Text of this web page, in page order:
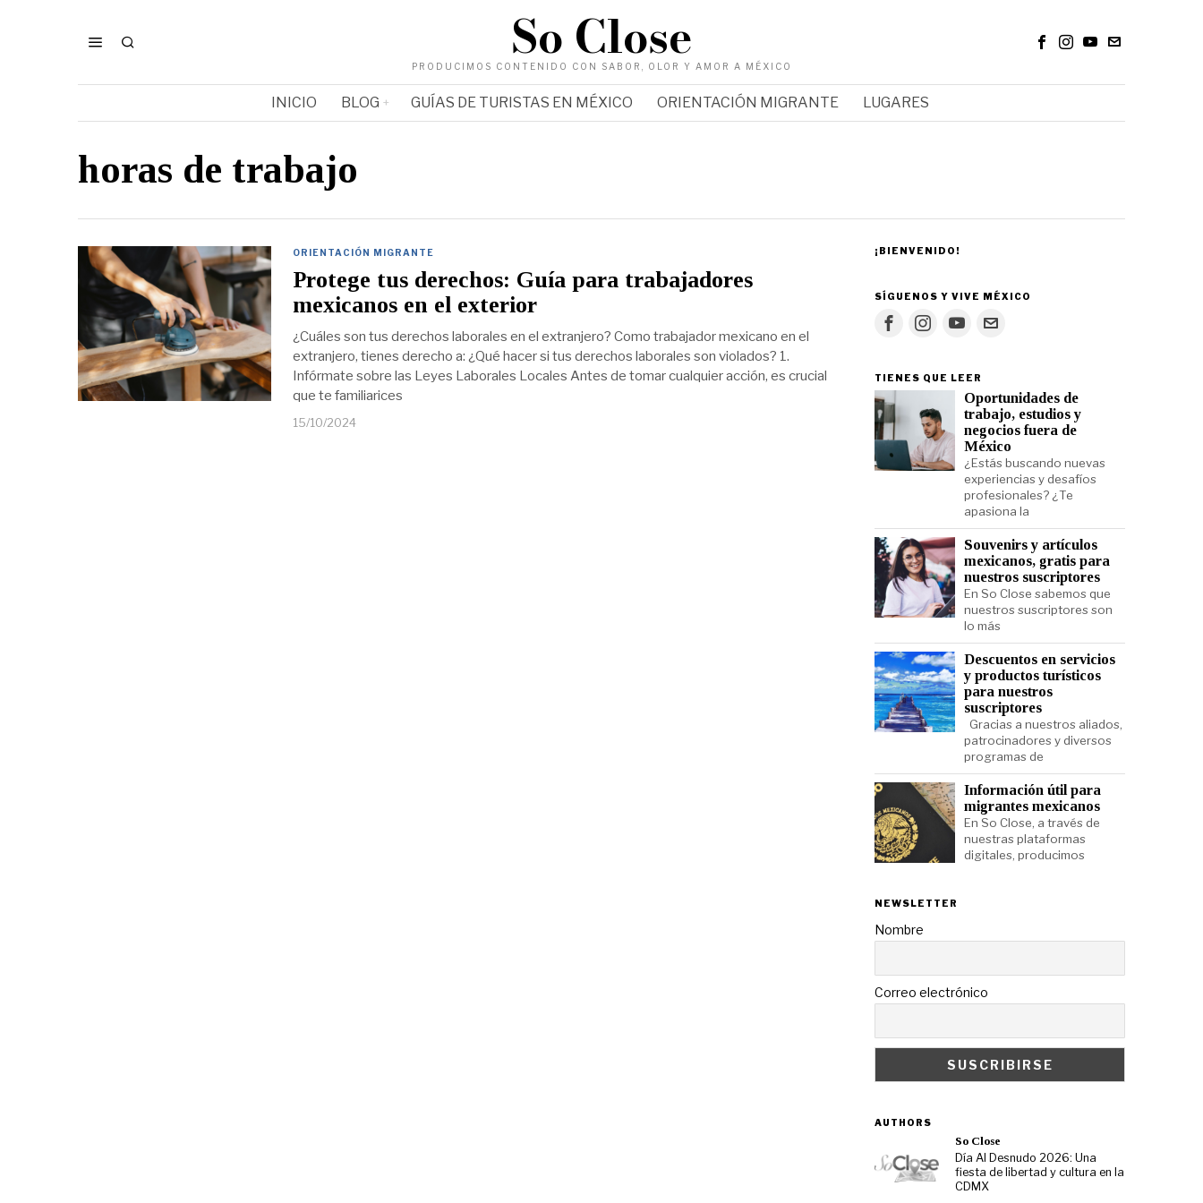
So Close
PRODUCIMOS CONTENIDO CON SABOR, OLOR Y AMOR A MÉXICO
INICIO BLOG GUÍAS DE TURISTAS EN MÉXICO ORIENTACIÓN MIGRANTE LUGARES
horas de trabajo
ORIENTACIÓN MIGRANTE
Protege tus derechos: Guía para trabajadores
mexicanos en el exterior
¿Cuáles son tus derechos laborales en el extranjero? Como trabajador mexicano en el
extranjero, tienes derecho a: ¿Qué hacer si tus derechos laborales son violados? 1.
Infórmate sobre las Leyes Laborales Locales Antes de tomar cualquier acción, es crucial
que te familiarices
15/10/2024
¡BIENVENIDO!
SÍGUENOS Y VIVE MÉXICO
TIENES QUE LEER
Oportunidades de
trabajo, estudios y
negocios fuera de
México
¿Estás buscando nuevas
experiencias y desafíos
profesionales? ¿Te
apasiona la
Souvenirs y artículos
mexicanos, gratis para
nuestros suscriptores
En So Close sabemos que
nuestros suscriptores son
lo más
Descuentos en servicios
y productos turísticos
para nuestros
suscriptores
Gracias a nuestros aliados,
patrocinadores y diversos
programas de
Información útil para
migrantes mexicanos
En So Close, a través de
nuestras plataformas
digitales, producimos
NEWSLETTER
Nombre
Correo electrónico
AUTHORS
So Close
Día Al Desnudo 2026: Una
fiesta de libertad y cultura en la
CDMX